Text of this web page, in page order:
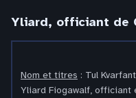
Yliard, officiant de
Nom et titres : Tul
Yliard Fiogawalf, officiant